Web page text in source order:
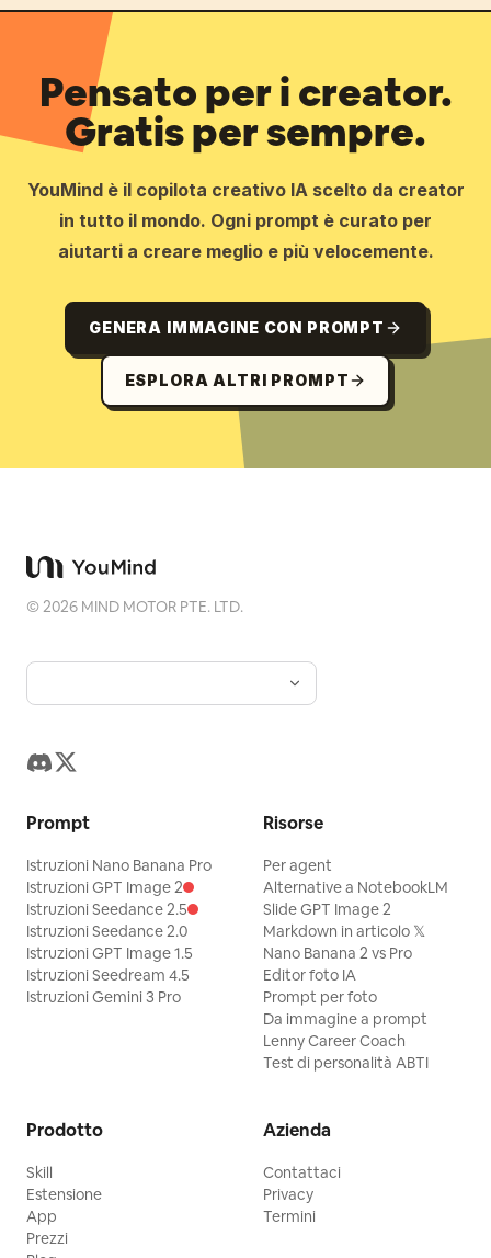
Pensato per i creator.
Gratis per sempre.
YouMind è il copilota creativo IA scelto da creator
in tutto il mondo. Ogni prompt è curato per
aiutarti a creare meglio e più velocemente.
GENERA IMMAGINE CON PROMPT
ESPLORA ALTRI PROMPT
©2026 MIND MOTOR PTE. LTD.
Prompt
Istruzioni Nano Banana Pro
Istruzioni GPT Image 2
Istruzioni Seedance 2.5
Istruzioni Seedance 2.0
Istruzioni GPT Image 1.5
Istruzioni Seedream 4.5
Istruzioni Gemini 3 Pro
Risorse
Per agent
Alternative a NotebookLM
Slide GPT Image 2
Markdown in articolo 𝕏
Nano Banana 2 vs Pro
Editor foto IA
Prompt per foto
Da immagine a prompt
Lenny Career Coach
Test di personalità ABTI
Prodotto
Skill
Estensione
App
Prezzi
Azienda
Contattaci
Privacy
Termini